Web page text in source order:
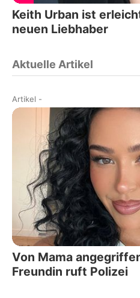
Keith Urban ist
neuen Liebhaber
Aktuelle Artikel
Artikel -
Von Mama
Freundin ruft Polizei